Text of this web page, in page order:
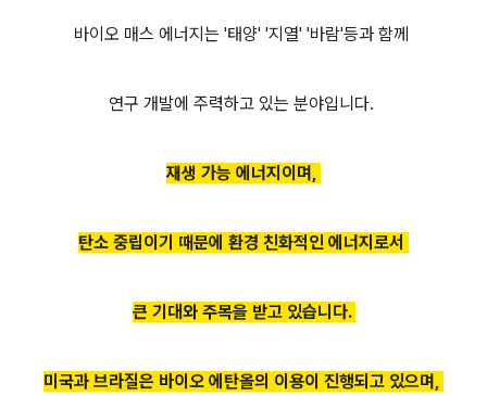
바이오 매스 에너지는 '태양' '지열' '바람'등과 함께
연구 개발에 주력하고 있는 분야입니다.
재생 가능 에너지이며,
탄소 중립이기 때문에 환경 친화적인 에너지로서
큰 기대와 주목을 받고 있습니다.
미국과 브라질은 바이오 에탄올의 이용이 진행되고 있으며,